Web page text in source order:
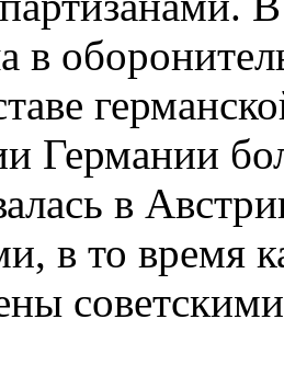
в
Германии
в
в то время